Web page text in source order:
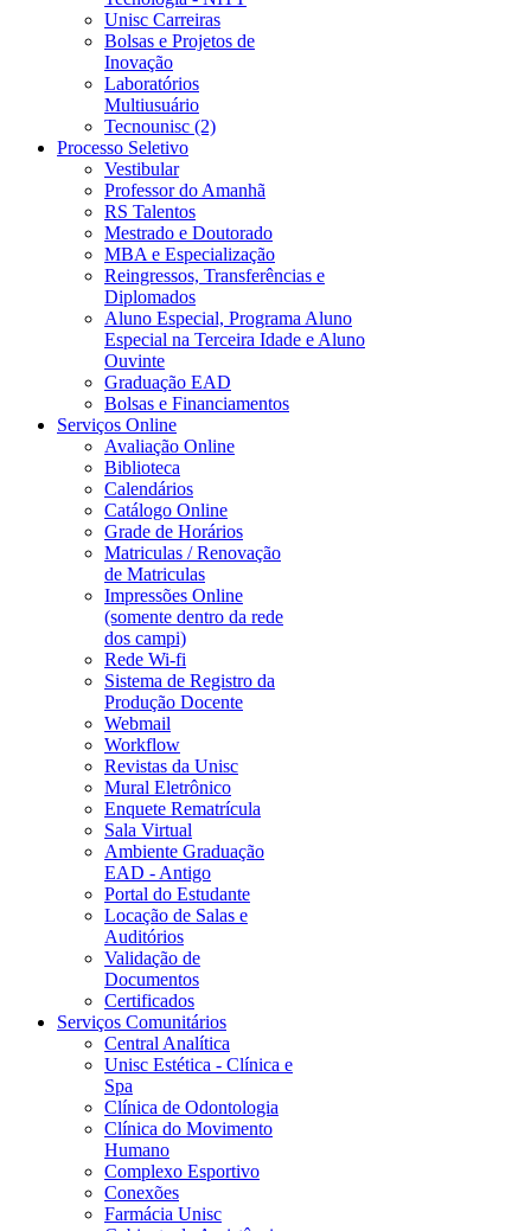
Unisc Carreiras
Bolsas e Projetos de
Inovação
Laboratórios
Multiusuário
Tecnounisc (2)
Processo Seletivo
Vestibular
Professor do Amanhã
RS Talentos
Mestrado e Doutorado
MBA e Especialização
Reingressos, Transferências e
Diplomados
Aluno Especial, Programa Aluno
Especial na Terceira Idade e Aluno
Ouvinte
Graduação EAD
Bolsas e Financiamentos
Serviços Online
Avaliação Online
Biblioteca
Calendários
Catálogo Online
Grade de Horários
Matriculas / Renovação
de Matriculas
Impressões Online
(somente dentro da rede
dos campi)
Rede Wi-fi
Sistema de Registro da
Produção Docente
Webmail
Workflow
Revistas da Unisc
Mural Eletrônico
Enquete Rematrícula
Sala Virtual
Ambiente Graduação
EAD - Antigo
Portal do Estudante
Locação de Salas e
Auditórios
Validação de
Documentos
Certificados
Serviços Comunitários
Central Analítica
Unisc Estética - Clínica e
Spa
Clínica de Odontologia
Clínica do Movimento
Humano
Complexo Esportivo
Conexões
Farmácia Unisc